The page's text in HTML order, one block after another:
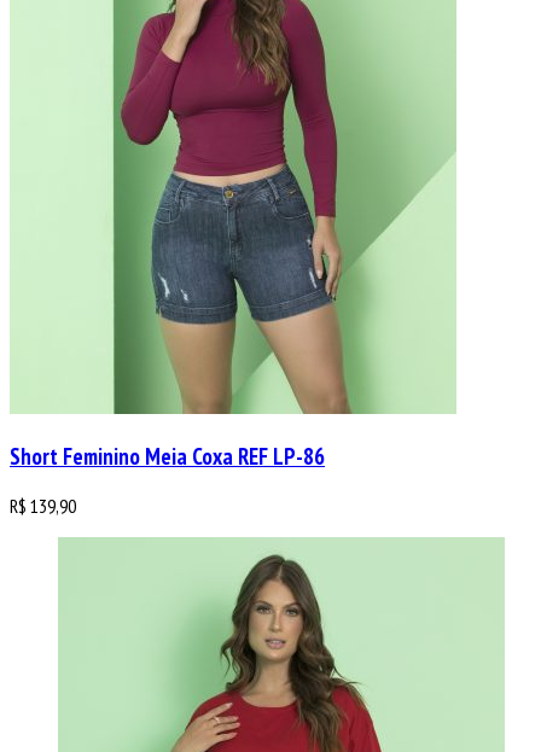
Short Feminino Meia Coxa REF LP-86
R$ 139,90